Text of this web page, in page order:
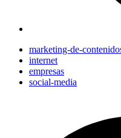
marketing-de-
internet
empresas
social-media